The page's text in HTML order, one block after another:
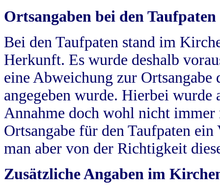
Ortsangaben bei den Taufpaten
Bei den Taufpaten stand im
Herkunft. Es wurde deshalb
eine Abweichung zur
angegeben wurde. Hierbei wurde
Annahme doch wohl nicht
Ortsangabe für den Taufpaten
man aber von der Richtigkeit
Zusätzliche Angaben im